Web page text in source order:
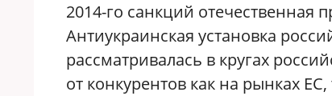
2014-го санкций отечественная
Антиукраинская установка
рассматривалась в кругах
от конкурентов как на рынках